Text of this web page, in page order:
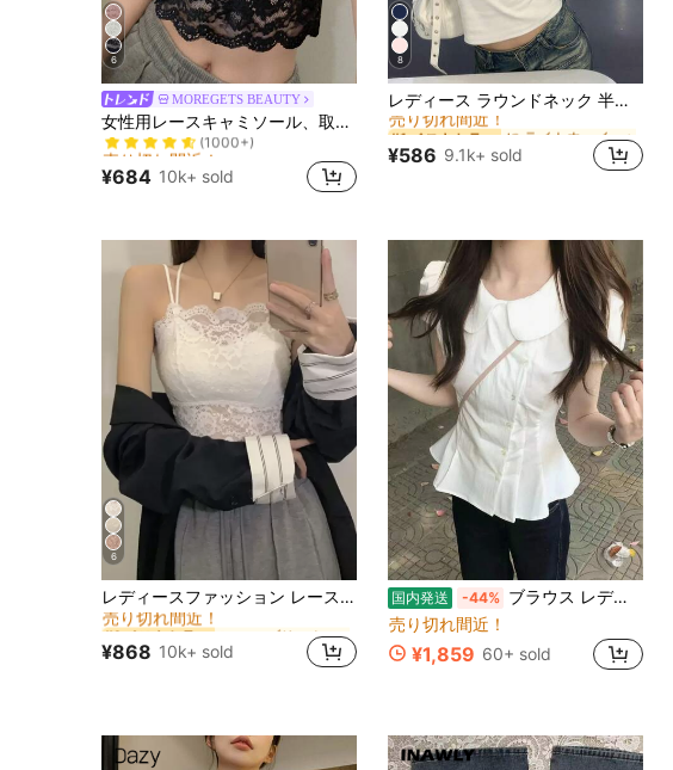
6
MOREGETS BEAUTY
女性用レースキャミソール、取り外し可能なパッド付き、かわいい&セクシーな無地インナー、新学期、冬、クリスマス、春節、カジュアルブラックサマーに適しています、シック&エレガント
売り切れ間近！
(1000+)
売り切れ間近！
(1000+)
売り切れ間近！
(1000+)
売り切れ間近！
¥684 10k+ sold
8
レディース ラウンドネック 半袖Tシャツ 夏新作 レタープリント アメリカンホットガール風 ファッション カジュアル 万能 スリムフィット クロップド丈 ホワイト
#1 ベストセラー に ライトウェイト 女性用トップス、ブラウス、Tシャツ
売り切れ間近！
#1 ベストセラー
売り切れ間近！
#1 ベストセラー
売り切れ間近！
#1 ベストセラー に ライトウェイト 女性用トップス、ブラウス、Tシャツ
¥586 9.1k+ sold
6
レディースファッション レースキャミソールトップ カジュアル ホワイト 夏用 エステティック
#1 ベストセラー に ファブリック フレッシュなノースリーブキャミソール
売り切れ間近！
#1 ベストセラー
売り切れ間近！
#1 ベストセラー
売り切れ間近！
#1 ベストセラー に ファブリック フレッシュなノースリーブキャミソール
¥868 10k+ sold
国内発送 -44% ブラウス レディース 半袖 丸襟 パフスリーブ ペプラム トップス シャツ コットン アシンメトリー ボタン 着痩せ 体型カバー 細見え 華奢見え 大人可愛い きれいめ 上品 フェミニン デート 白
売り切れ間近！
¥1,859 60+ sold